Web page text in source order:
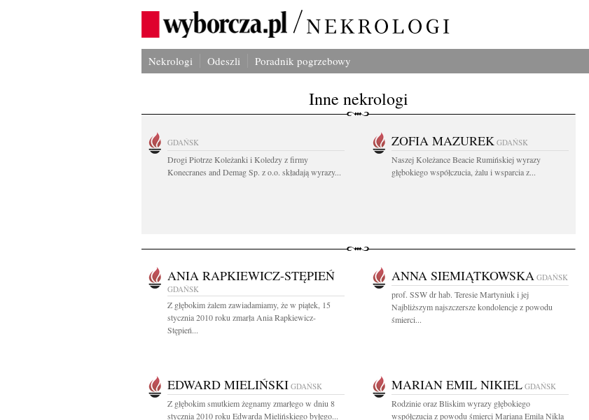
Nekrologi Odeszli Poradnik pogrzebowy
Inne nekrologi
GDAŃSK
Drogi Piotrze Koleżanki i Koledzy z firmy
Konecranes and Demag Sp. z o.o. składają wyrazy...
ZOFIA MAZUREK GDAŃSK
Naszej Koleżance Beacie Rumińskiej wyrazy
głębokiego współczucia, żalu i wsparcia z...
ANIA RAPKIEWICZ-STĘPIEŃ
GDAŃSK
Z głębokim żalem zawiadamiamy, że w piątek, 15
stycznia 2010 roku zmarła Ania Rapkiewicz-
Stępień...
ANNA SIEMIĄTKOWSKA GDAŃSK
prof. SSW dr hab. Teresie Martyniuk i jej
Najbliższym najszczersze kondolencje z powodu
śmierci...
EDWARD MIELIŃSKI GDAŃSK
Z głębokim smutkiem żegnamy zmarłego w dniu 8
stycznia 2010 roku Edwarda Mielińskiego byłego...
MARIAN EMIL NIKIEL GDAŃSK
Rodzinie oraz Bliskim wyrazy głębokiego
współczucia z powodu śmierci Mariana Emila Nikla